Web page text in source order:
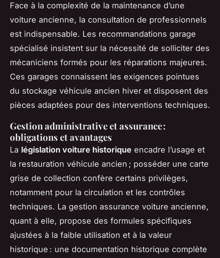
Face à la complexité de la maintenance d’une
voiture ancienne, la consultation de professionnels
est indispensable. Les recommandations garage
spécialisé insistent sur la nécessité de solliciter des
mécaniciens formés pour les réparations majeures.
Ces garages connaissent les exigences pointues
du stockage véhicule ancien hiver et disposent des
pièces adaptées pour des interventions techniques.
Gestion administrative et assurance :
obligations et avantages
La législation voiture historique encadre l’usage et
la restauration véhicule ancien ; posséder une carte
grise de collection confère certains privilèges,
notamment pour la circulation et les contrôles
techniques. La gestion assurance voiture ancienne,
quant à elle, propose des formules spécifiques
ajustées à la faible utilisation et à la valeur
historique : une documentation historique complète